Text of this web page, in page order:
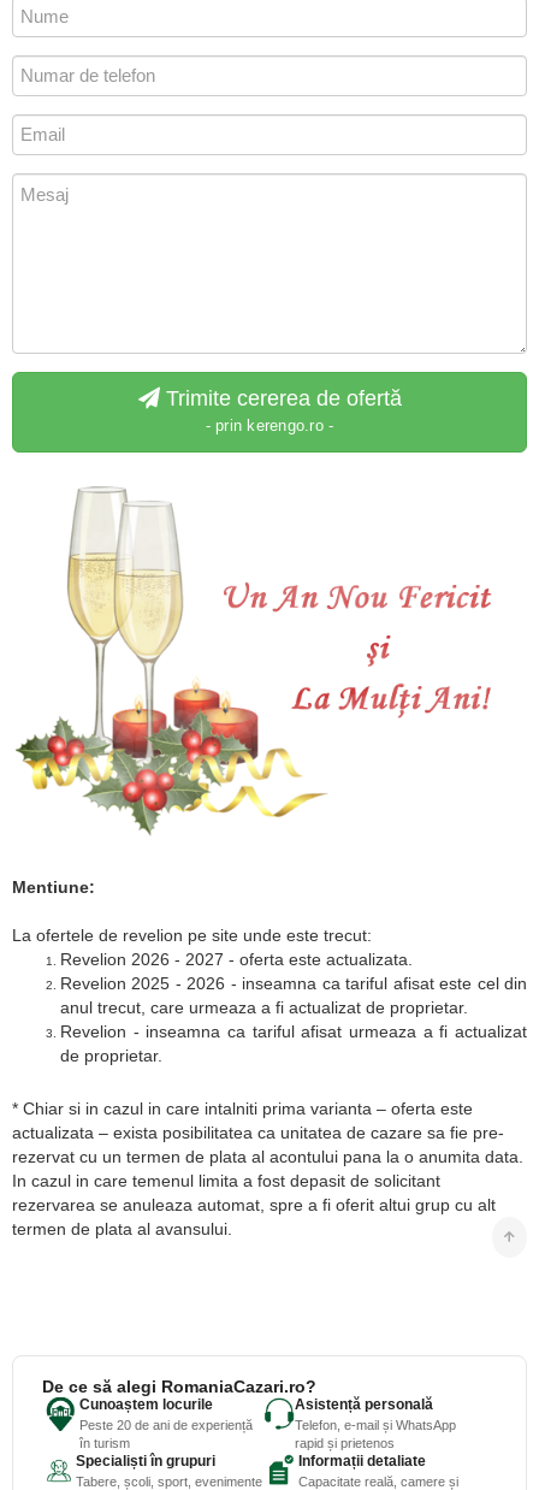
Trimite cererea de ofertă
- prin kerengo.ro -
Mentiune:
La ofertele de revelion pe site unde este trecut:
Revelion 2026 - 2027 - oferta este actualizata.
Revelion 2025 - 2026 - inseamna ca tariful afisat este cel din
anul trecut, care urmeaza a fi actualizat de proprietar.
Revelion - inseamna ca tariful afisat urmeaza a fi actualizat
de proprietar.
* Chiar si in cazul in care intalniti prima varianta – oferta este
actualizata – exista posibilitatea ca unitatea de cazare sa fie pre-
rezervat cu un termen de plata al acontului pana la o anumita data.
In cazul in care temenul limita a fost depasit de solicitant
rezervarea se anuleaza automat, spre a fi oferit altui grup cu alt
termen de plata al avansului.
De ce să alegi RomaniaCazari.ro?
Cunoaștem locurile
Peste 20 de ani de experiență
în turism
Asistență personală
Telefon, e-mail și WhatsApp
rapid și prietenos
Specialiști în grupuri
Tabere, școli, sport, evenimente
Informații detaliate
Capacitate reală, camere și